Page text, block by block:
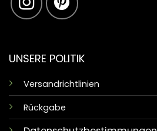
UNSERE POLITIK
Versandrichtlinien
Rückgabe